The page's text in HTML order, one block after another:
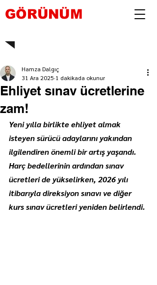
GÖRÜNÜM
Ehliyet sınav ücretlerine
zam!
Hamza Dalgıç
31 Ara 2025 1 dakikada okunur
Yeni yılla birlikte ehliyet almak
isteyen sürücü adaylarını yakından
ilgilendiren önemli bir artış yaşandı.
Harç bedellerinin ardından sınav
ücretleri de yükselirken, 2026 yılı
itibarıyla direksiyon sınavı ve diğer
kurs sınav ücretleri yeniden belirlendi.